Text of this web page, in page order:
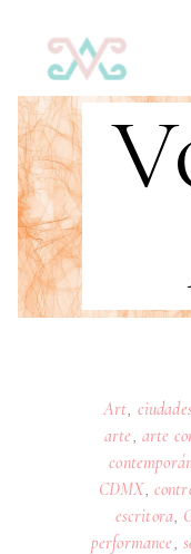
Art,
arte, arte
CDMX,
escritora,
performance,